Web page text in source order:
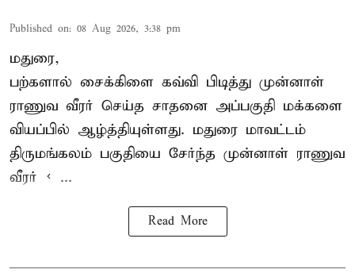
Published on: 08 Aug 2026, 3:38 pm
மதுரை,
பற்களால் சைக்கிளை கவ்வி பிடித்து முன்னாள்
ராணுவ வீரர் செய்த சாதனை அப்பகுதி மக்களை
வியப்பில் ஆழ்த்தியுள்ளது. மதுரை மாவட்டம்
திருமங்கலம் பகுதியை சேர்ந்த முன்னாள் ராணுவ
வீரர் < ...
Read More